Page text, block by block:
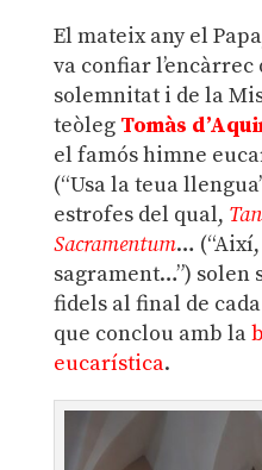
El mateix any el
va confiar l’encàrrec
solemnitat i de la
teòleg Tomàs
el famós himne
(“Usa la teua
estrofes del qual,
Sacramentum…
sagrament…”) solen
fidels al final de
que conclou amb la
eucarística.